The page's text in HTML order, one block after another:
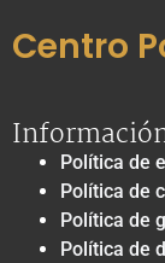
Centro
Política de
Política de
Política de
Política de